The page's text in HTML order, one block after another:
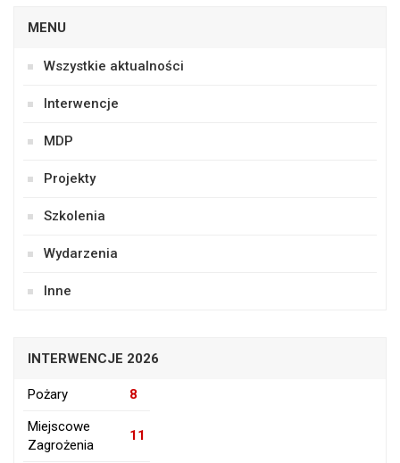
MENU
Wszystkie aktualności
Interwencje
MDP
Projekty
Szkolenia
Wydarzenia
Inne
INTERWENCJE 2026
Pożary
8
Miejscowe
Zagrożenia
11